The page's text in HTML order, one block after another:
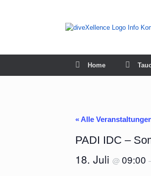
Home
« Alle
PADI IDC –
18. Juli @ 09:00